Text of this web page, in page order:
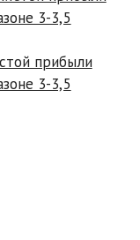
прибыли
3-3,5